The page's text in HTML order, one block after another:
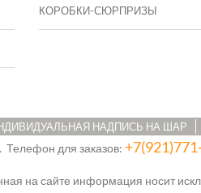
КОРОБКИ-СЮРПРИЗЫ
НАДПИСЬ НА ШАР
Телефон для заказов:
на сайте информация носит